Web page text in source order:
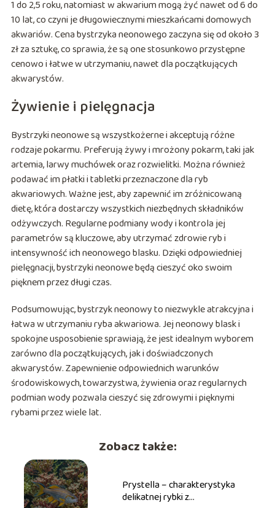
1 do 2,5 roku, natomiast w akwarium mogą żyć nawet od 6 do
10 lat, co czyni je długowiecznymi mieszkańcami domowych
akwariów. Cena bystrzyka neonowego zaczyna się od około 3
zł za sztukę, co sprawia, że są one stosunkowo przystępne
cenowo i łatwe w utrzymaniu, nawet dla początkujących
akwarystów.
Żywienie i pielęgnacja
Bystrzyki neonowe są wszystkożerne i akceptują różne
rodzaje pokarmu. Preferują żywy i mrożony pokarm, taki jak
artemia, larwy muchówek oraz rozwielitki. Można również
podawać im płatki i tabletki przeznaczone dla ryb
akwariowych. Ważne jest, aby zapewnić im zróżnicowaną
dietę, która dostarczy wszystkich niezbędnych składników
odżywczych. Regularne podmiany wody i kontrola jej
parametrów są kluczowe, aby utrzymać zdrowie ryb i
intensywność ich neonowego blasku. Dzięki odpowiedniej
pielęgnacji, bystrzyki neonowe będą cieszyć oko swoim
pięknem przez długi czas.
Podsumowując, bystrzyk neonowy to niezwykle atrakcyjna i
łatwa w utrzymaniu ryba akwariowa. Jej neonowy blask i
spokojne usposobienie sprawiają, że jest idealnym wyborem
zarówno dla początkujących, jak i doświadczonych
akwarystów. Zapewnienie odpowiednich warunków
środowiskowych, towarzystwa, żywienia oraz regularnych
podmian wody pozwala cieszyć się zdrowymi i pięknymi
rybami przez wiele lat.
Zobacz także:
Prystella – charakterystyka
delikatnej rybki z